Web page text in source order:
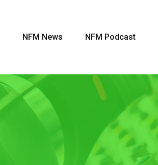
NFM News NFM Podcast